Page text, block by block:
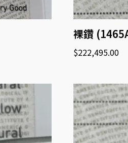
裸鑽
$222,495.00